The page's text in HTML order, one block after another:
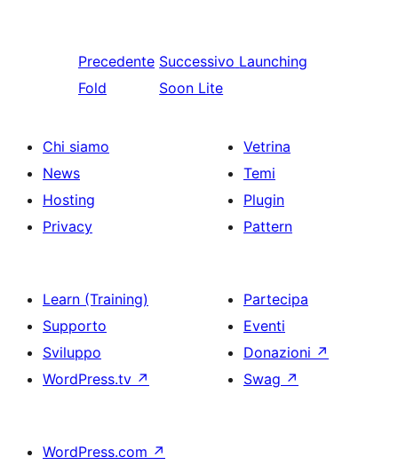
Precedente
Fold
Successivo Launching
Soon Lite
Chi siamo
News
Hosting
Privacy
Vetrina
Temi
Plugin
Pattern
Learn (Training)
Supporto
Sviluppo
WordPress.tv ↗
Partecipa
Eventi
Donazioni ↗
Swag ↗
WordPress.com ↗